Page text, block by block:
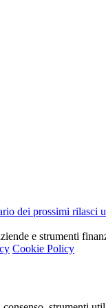
dei prossimi rilasci
e strumenti
Cookie Policy